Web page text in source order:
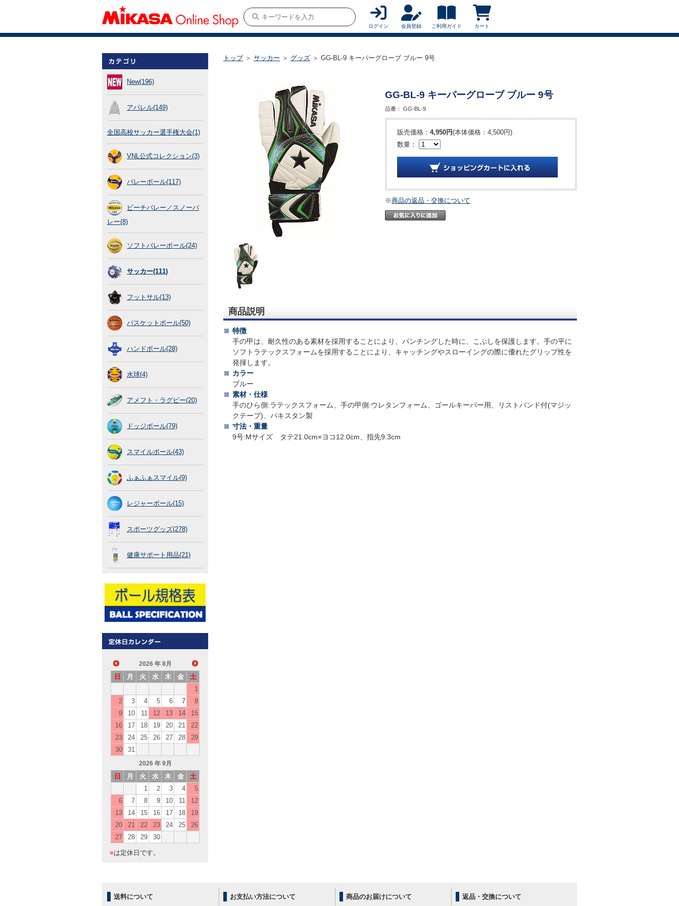
ログイン 会員登録 ご利用ガイド カート
New(196)
アパレル(149)
全国高校サッカー選手権大会(1)
VNL公式コレクション(3)
バレーボール(117)
ビーチバレー／スノーバ
レー(8)
ソフトバレーボール(24)
サッカー(111)
フットサル(13)
バスケットボール(50)
ハンドボール(28)
水球(4)
アメフト・ラグビー(20)
ドッジボール(79)
スマイルボール(43)
ふぁふぁスマイル(9)
レジャーボール(15)
スポーツグッズ(278)
健康サポート用品(21)
2026 年 8月
日 月 火 水 木 金
土
1
2
3 4 5 6 7
8
9
10 11 12 13 14
15
16
17 18 19 20 21
22
23
24 25 26 27 28
29
30
31
2026 年 9月
日 月 火 水 木 金
土
1
2 3 4
5
6
7 8 9 10 11
12
13
14 15 16 17 18
19
20
21 22 23 24 25
26
27
28 29 30
■は定休日です。
トップ ＞ サッカー ＞ グッズ ＞ GG-BL-9 キーパーグローブ ブルー 9号
GG-BL-9 キーパーグローブ ブルー 9号
品番： GG-BL-9
販売価格： 4,950円(本体価格：4,500円)
数量：
※商品の返品・交換について
商品説明
特徴
手の甲は、耐久性のある素材を採用することにより、パンチングした時に、こぶしを保護します。手の平に
ソフトラテックスフォームを採用することにより、キャッチングやスローイングの際に優れたグリップ性を
発揮します。
カラー
ブルー
素材・仕様
手のひら側:ラテックスフォーム、手の甲側:ウレタンフォーム、ゴールキーパー用、リストバンド付(マジッ
クテープ)、パキスタン製
寸法・重量
9号:Mサイズ タテ21.0cm×ヨコ12.0cm、指先9.3cm
送料について お支払い方法について 商品のお届けについて 返品・交換について